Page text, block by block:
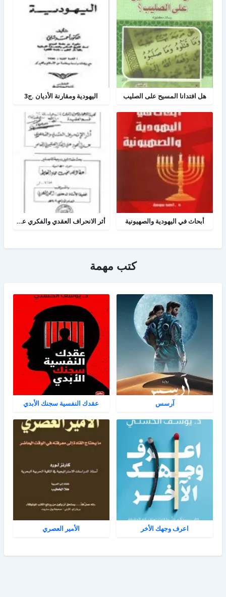
هل افتدانا المسيح على الصليب اليهودية ومقارنة الأديان .ج3
أبحاث في اليهودية والصهيونية أثر الانحراف العقدي والفكري عند اليهود على الفكر الصهيوني المعاصر
كتب مهمة
آرسس عقدك النفسية سجنك الأبدي
اعرف وجهك الأخر الأمير العصري